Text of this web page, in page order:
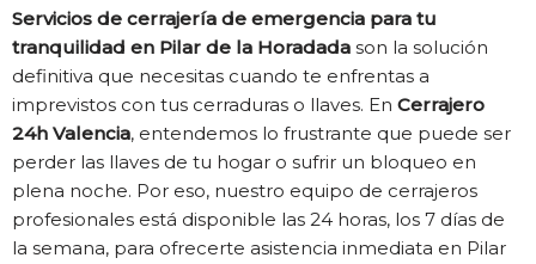
Servicios de cerrajería de emergencia para tu
tranquilidad en Pilar de la Horadada son la solución
definitiva que necesitas cuando te enfrentas a
imprevistos con tus cerraduras o llaves. En Cerrajero
24h Valencia, entendemos lo frustrante que puede ser
perder las llaves de tu hogar o sufrir un bloqueo en
plena noche. Por eso, nuestro equipo de cerrajeros
profesionales está disponible las 24 horas, los 7 días de
la semana, para ofrecerte asistencia inmediata en Pilar